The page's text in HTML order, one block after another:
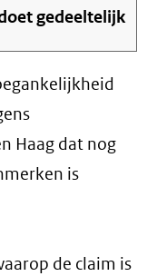
gedeeltelijk
Haag dat nog
is
de claim is